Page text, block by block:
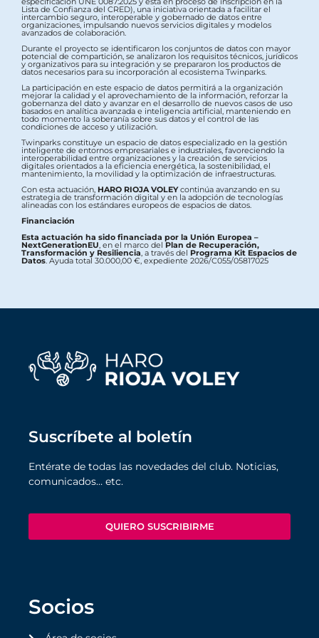
Lista de Confianza del CRED), una iniciativa orientada a facilitar el
intercambio seguro, interoperable y gobernado de datos entre
organizaciones, impulsando nuevos servicios digitales y modelos
avanzados de colaboración.
Durante el proyecto se identificaron los conjuntos de datos con mayor
potencial de compartición, se analizaron los requisitos técnicos, jurídicos
y organizativos para su integración y se prepararon los productos de
datos necesarios para su incorporación al ecosistema Twinparks.
La participación en este espacio de datos permitirá a la organización
mejorar la calidad y el aprovechamiento de la información, reforzar la
gobernanza del dato y avanzar en el desarrollo de nuevos casos de uso
basados en analítica avanzada e inteligencia artificial, manteniendo en
todo momento la soberanía sobre sus datos y el control de las
condiciones de acceso y utilización.
Twinparks constituye un espacio de datos especializado en la gestión
inteligente de entornos empresariales e industriales, favoreciendo la
interoperabilidad entre organizaciones y la creación de servicios
digitales orientados a la eficiencia energética, la sostenibilidad, el
mantenimiento, la movilidad y la optimización de infraestructuras.
Con esta actuación, HARO RIOJA VOLEYcontinúa avanzando en su
estrategia de transformación digital y en la adopción de tecnologías
alineadas con los estándares europeos de espacios de datos.
Financiación
Esta actuación ha sido financiada por la Unión Europea –
NextGenerationEU , en el marco delPlan de Recuperación,
Transformación y Resiliencia , a través del Programa Kit Espacios de
Datos . Ayuda total 30.000,00 €, expediente 2026/C055/05817025
Suscríbete al boletín
Entérate de todas las novedades del club. Noticias,
comunicados… etc.
QUIERO SUSCRIBIRME
Socios